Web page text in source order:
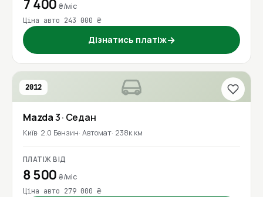
7 400₴/міс
Ціна авто 243 000 ₴
Дізнатись платіж→
2012
Mazda3· Седан
Київ 2.0 Бензин Автомат 238к км
ПЛАТІЖ ВІД
8 500₴/міс
Ціна авто 279 000 ₴